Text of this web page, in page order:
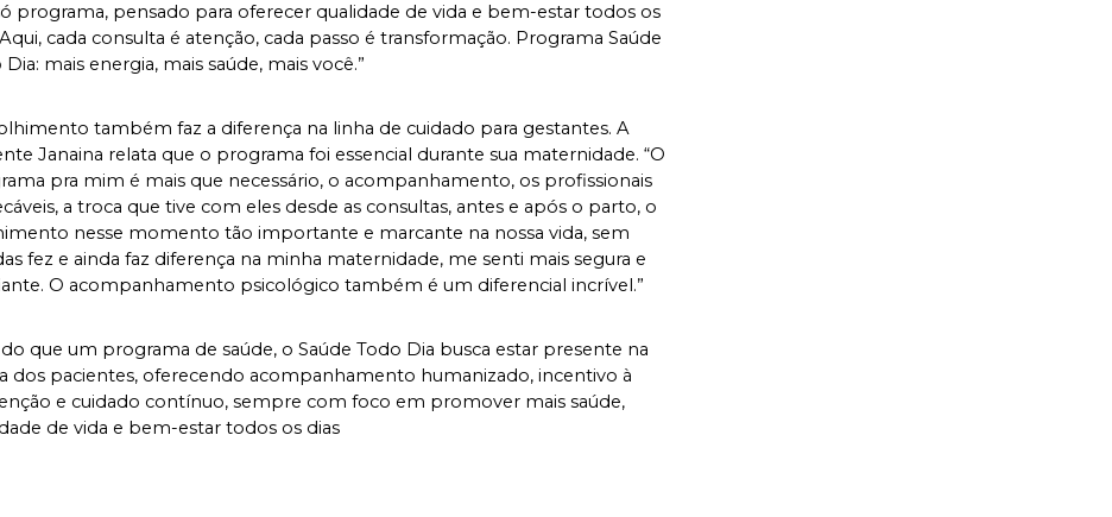
programa, pensado para oferecer qualidade de vida e bem-estar todos os
cada consulta é atenção, cada passo é transformação. Programa Saúde
Dia: mais energia, mais saúde, mais você.”
também faz a diferença na linha de cuidado para gestantes. A
Janaina relata que o programa foi essencial durante sua maternidade. “O
pra mim é mais que necessário, o acompanhamento, os profissionais
a troca que tive com eles desde as consultas, antes e após o parto, o
nesse momento tão importante e marcante na nossa vida, sem
fez e ainda faz diferença na minha maternidade, me senti mais segura e
O acompanhamento psicológico também é um diferencial incrível.”
do que um programa de saúde, o Saúde Todo Dia busca estar presente na
dos pacientes, oferecendo acompanhamento humanizado, incentivo à
e cuidado contínuo, sempre com foco em promover mais saúde,
de vida e bem-estar todos os dias